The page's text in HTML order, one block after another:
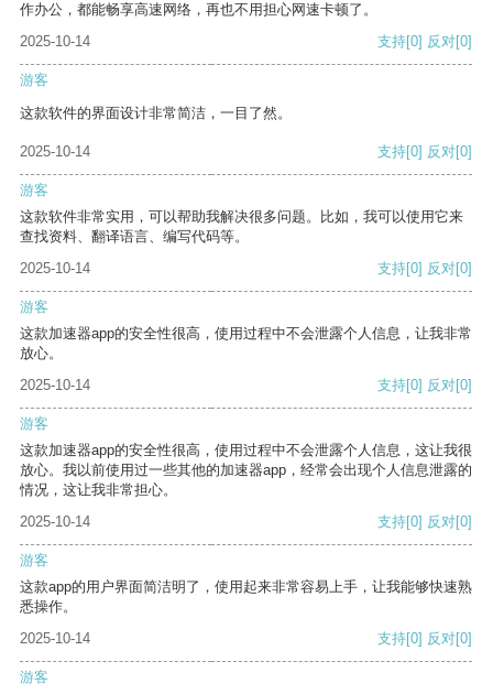
作办公，都能畅享高速网络，再也不用担心网速卡顿了。
2025-10-14
支持[0] 反对[0]
游客
这款软件的界面设计非常简洁，一目了然。
2025-10-14 支持[0] 反对[0]
游客
这款软件非常实用，可以帮助我解决很多问题。比如，我可以使用它来
查找资料、翻译语言、编写代码等。
2025-10-14
支持[0] 反对[0]
游客
这款加速器app的安全性很高，使用过程中不会泄露个人信息，让我非常
放心。
2025-10-14
支持[0] 反对[0]
游客
这款加速器app的安全性很高，使用过程中不会泄露个人信息，这让我很
放心。我以前使用过一些其他的加速器app，经常会出现个人信息泄露的
情况，这让我非常担心。
2025-10-14
支持[0] 反对[0]
游客
这款app的用户界面简洁明了，使用起来非常容易上手，让我能够快速熟
悉操作。
2025-10-14
支持[0] 反对[0]
游客